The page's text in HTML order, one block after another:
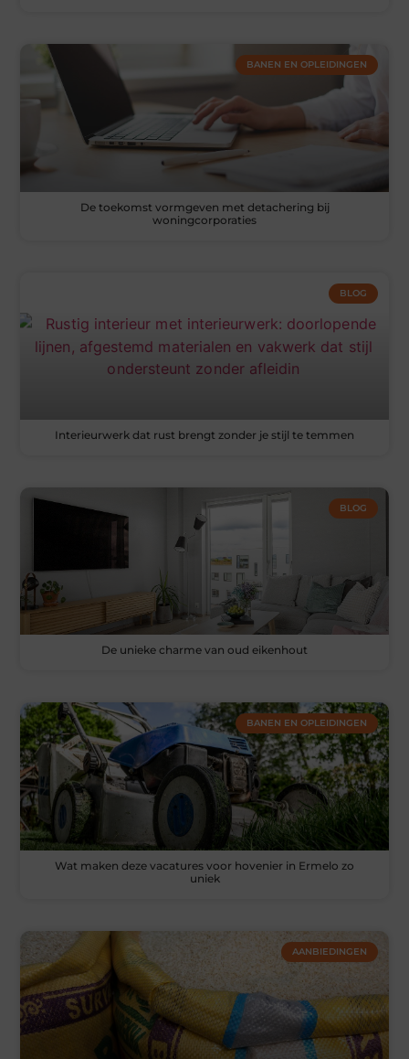
BANEN EN OPLEIDINGEN
De toekomst vormgeven met detachering bij
woningcorporaties
BLOG
Interieurwerk dat rust brengt zonder je stijl te temmen
BLOG
De unieke charme van oud eikenhout
BANEN EN OPLEIDINGEN
Wat maken deze vacatures voor hovenier in Ermelo zo
uniek
AANBIEDINGEN